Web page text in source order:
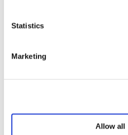
Statistics
Marketing
Allow all